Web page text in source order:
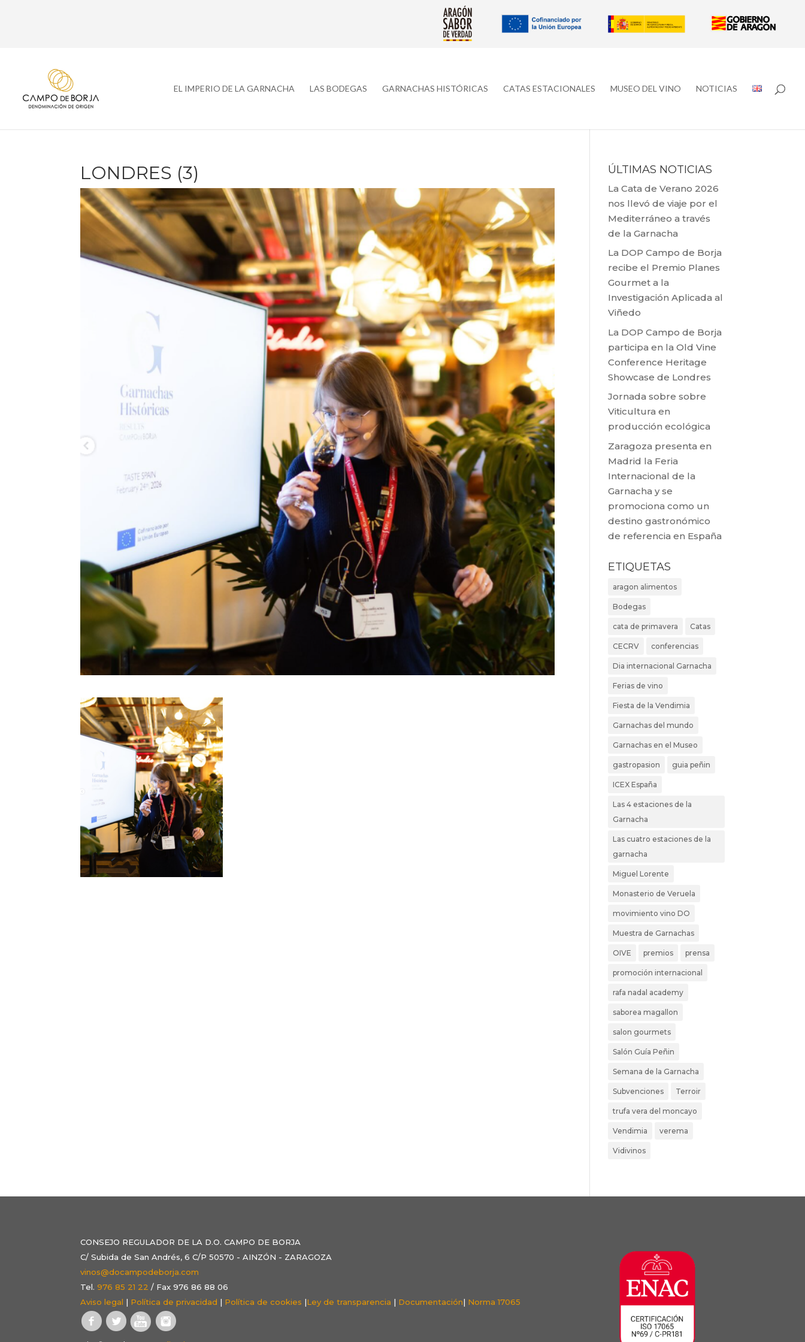
EL IMPERIO DE LA GARNACHA LAS BODEGAS GARNACHAS HISTÓRICAS CATAS ESTACIONALES MUSEO DEL VINO NOTICIAS
LONDRES (3) ÚLTIMAS NOTICIAS
La Cata de Verano 2026
nos llevó de viaje por el
Mediterráneo a través
de la Garnacha
La DOP Campo de Borja
recibe el Premio Planes
Gourmet a la
Investigación Aplicada al
Viñedo
La DOP Campo de Borja
participa en la Old Vine
Conference Heritage
Showcase de Londres
Jornada sobre sobre
Viticultura en
producción ecológica
Zaragoza presenta en
Madrid la Feria
Internacional de la
Garnacha y se
promociona como un
destino gastronómico
de referencia en España
ETIQUETAS
aragon alimentos
Bodegas
cata de primavera Catas
CECRV conferencias
Dia internacional Garnacha
Ferias de vino
Fiesta de la Vendimia
Garnachas del mundo
Garnachas en el Museo
gastropasion guia peñin
ICEX España
Las 4 estaciones de la
Garnacha
Las cuatro estaciones de la
garnacha
Miguel Lorente
Monasterio de Veruela
movimiento vino DO
Muestra de Garnachas
OIVE premios prensa
promoción internacional
rafa nadal academy
saborea magallon
salon gourmets
Salón Guía Peñin
Semana de la Garnacha
Subvenciones Terroir
trufa vera del moncayo
Vendimia verema
Vidivinos
CONSEJO REGULADOR DE LA D.O. CAMPO DE BORJA
C/ Subida de San Andrés, 6 C/P 50570 - AINZÓN - ZARAGOZA
vinos@docampodeborja.com
Tel.976 85 21 22 / Fax 976 86 88 06
Aviso legal | Política de privacidad | Política de cookies |Ley de transparencia | Documentación| Norma 17065